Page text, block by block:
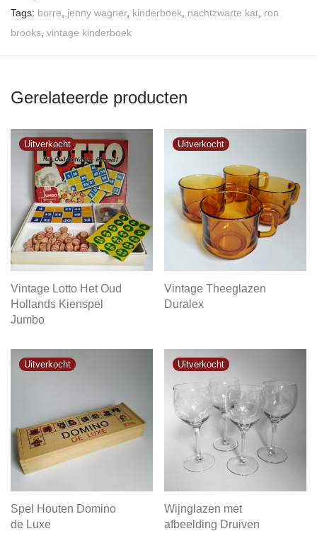
Tags: borre jenny wagner, kinderboek nachtzwarte kat ron
brooks vintage kinderboek
Gerelateerde producten
Vintage Lotto Het Oud
Hollands Kienspel
Jumbo
Vintage Theeglazen
Duralex
Spel Houten Domino
de Luxe
Wijnglazen met
afbeelding Druiven